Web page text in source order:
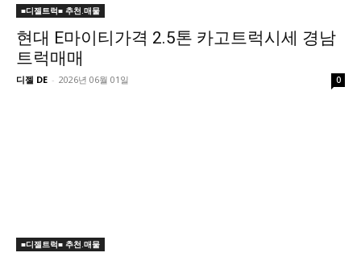
■디젤트럭■ 추천.매물
현대 E마이티가격 2.5톤 카고트럭시세 경남
트럭매매
디젤 DE - 2026년 06월 01일 0
■디젤트럭■ 추천.매물